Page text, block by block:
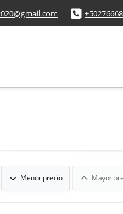
Menor precio Mayor